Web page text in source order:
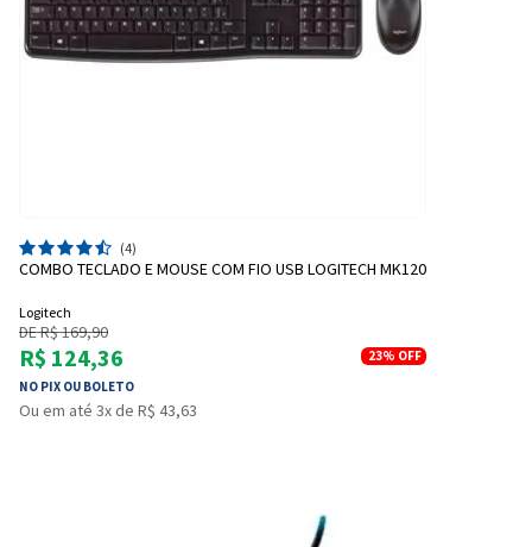
(4)
COMBO TECLADO E MOUSE COM FIO USB LOGITECH MK120
Logitech
DE R$ 169,90
R$ 124,36
NO PIX OU BOLETO
23% OFF
Ou em até 3x de R$ 43,63